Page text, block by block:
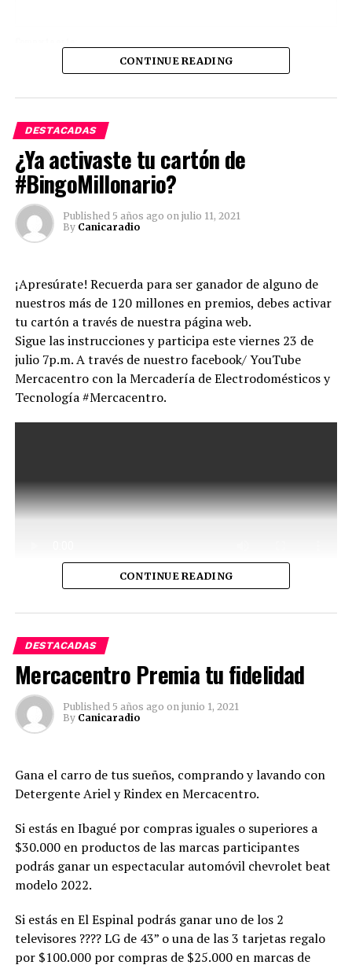
Twitter Facebook
CONTINUE READING
DESTACADAS
¿Ya activaste tu cartón de
#BingoMillonario?
Published 5 años ago on julio 11, 2021
By Canicaradio
¡Apresúrate! Recuerda para ser ganador de alguno de
nuestros más de 120 millones en premios, debes activar
tu cartón a través de nuestra página web.
Sigue las instrucciones y participa este viernes 23 de
julio 7p.m. A través de nuestro facebook/ YouTube
Mercacentro con la Mercadería de Electrodomésticos y
Tecnología #Mercacentro.
See author's posts
Comparte esto:
Twitter
Facebook
Mastodon
EmailCompartir
CONTINUE READING
DESTACADAS
Mercacentro Premia tu fidelidad
Published 5 años ago on junio 1, 2021
By Canicaradio
Gana el carro de tus sueños, comprando y lavando con
Detergente Ariel y Rindex en Mercacentro.
Si estás en Ibagué por compras iguales o superiores a
$30.000 en productos de las marcas participantes
podrás ganar un espectacular automóvil chevrolet beat
modelo 2022.
Si estás en El Espinal podrás ganar uno de los 2
televisores ???? LG de 43” o una de las 3 tarjetas regalo
por $100.000 por compras de $25.000 en marcas de